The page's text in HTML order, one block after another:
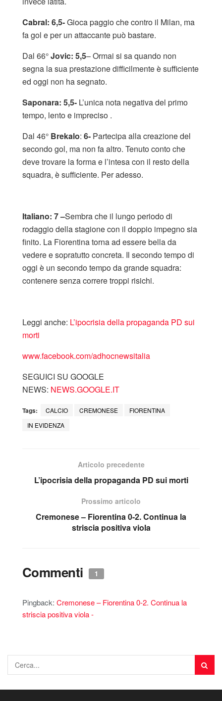
Cabral: 6,5-Gioca paggio che contro il Milan, ma
fa gol e per un attaccante può bastare.
Dal 66°Jovic: 5,5– Ormai si sa quando non
segna la sua prestazione difficilmente è sufficiente
ed oggi non ha segnato.
Saponara: 5,5- L’unica nota negativa del primo
tempo, lento e impreciso .
Dal 46° Brekalo: 6- Partecipa alla creazione del
secondo gol, ma non fa altro. Tenuto conto che
deve trovare la forma e l’intesa con il resto della
squadra, è sufficiente. Per adesso.
Italiano: 7 –Sembra che il lungo periodo di
rodaggio della stagione con il doppio impegno sia
finito. La Fiorentina torna ad essere bella da
vedere e sopratutto concreta. Il secondo tempo di
oggi è un secondo tempo da grande squadra:
contenere senza correre troppi risichi.
Leggi anche: L’ipocrisia della propaganda PD sui
morti
www.facebook.com/adhocnewsitalia
SEGUICI SU GOOGLE
NEWS: NEWS.GOOGLE.IT
Tags: CALCIO CREMONESE
FIORENTINA
IN EVIDENZA
Articolo precedente
L’ipocrisia della propaganda PD sui morti
Prossimo articolo
Cremonese – Fiorentina 0-2. Continua la
striscia positiva viola
Commenti 1
Pingback: Cremonese – Fiorentina 0-2. Continua la
striscia positiva viola -